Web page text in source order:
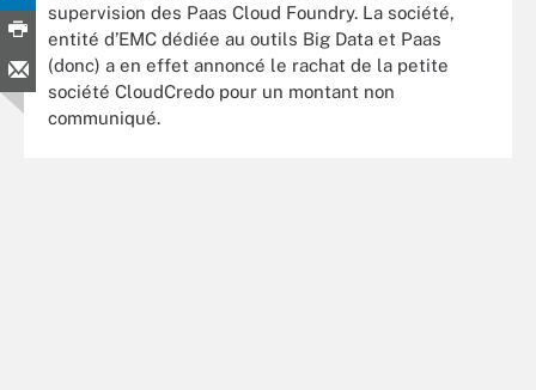
supervision des Paas Cloud Foundry. La société,
entité d’EMC dédiée au outils Big Data et Paas
(donc) a en effet annoncé le rachat de la petite
société CloudCredo pour un montant non
communiqué.